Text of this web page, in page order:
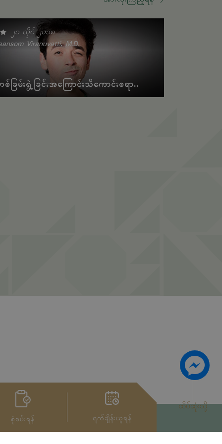
၂၁ လိုင် ၂၀၁၈
Viranuvatti, M.D.
စ်ခြမ်းရွဲ့ခြင်းအကြောင်းသိကောင်းစရာ..
စုံစမ်းရန် ရက်ချိန်းယူရန်
ထိပ်ဆုံးသို့